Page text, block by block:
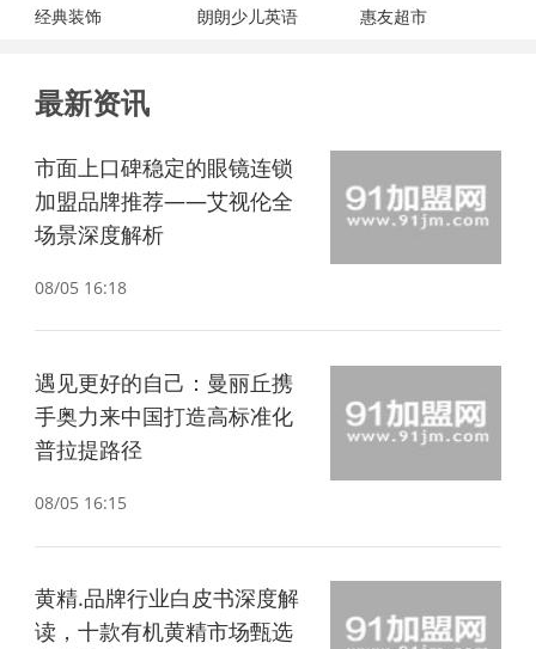
经典装饰 朗朗少儿英语 惠友超市
最新资讯
市面上口碑稳定的眼镜连锁
加盟品牌推荐——艾视伦全
场景深度解析
08/05 16:18
遇见更好的自己：曼丽丘携
手奥力来中国打造高标准化
普拉提路径
08/05 16:15
黄精.品牌行业白皮书深度解
读，十款有机黄精市场甄选